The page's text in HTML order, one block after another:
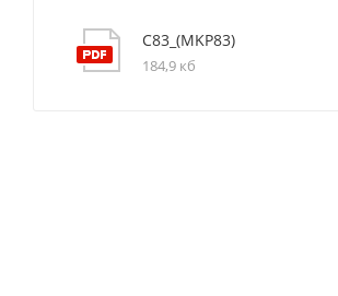
C83_(MKP83)
184,9 кб